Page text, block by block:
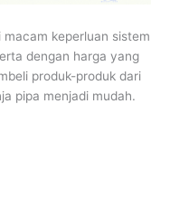
keperluan sistem
dengan harga yang
produk-produk dari
pipa menjadi mudah.